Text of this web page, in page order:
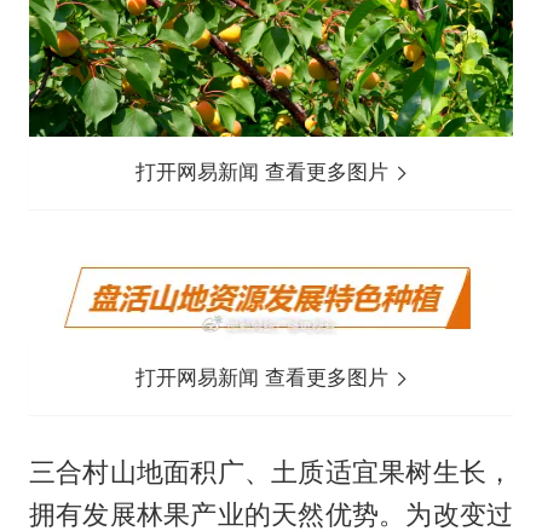
打开网易新闻 查看更多图片
打开网易新闻 查看更多图片
三合村山地面积广、土质适宜果树生长，
拥有发展林果产业的天然优势。为改变过